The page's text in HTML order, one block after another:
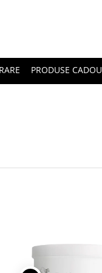
PRODUSE CADOU